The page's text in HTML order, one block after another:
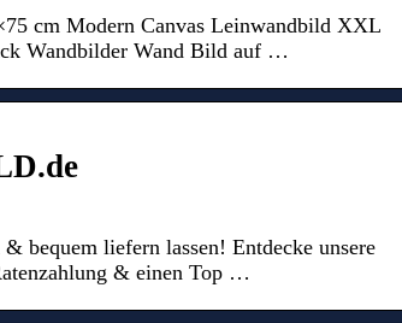
cm Modern Canvas Leinwandbild XXL
Wandbilder Wand Bild auf …
bequem liefern lassen! Entdecke unsere
& einen Top …